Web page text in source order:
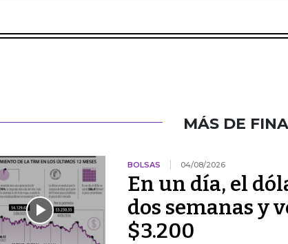
MÁS DE
BOLSAS 04/08/2026
En un día, el
dos semanas y
$3.200